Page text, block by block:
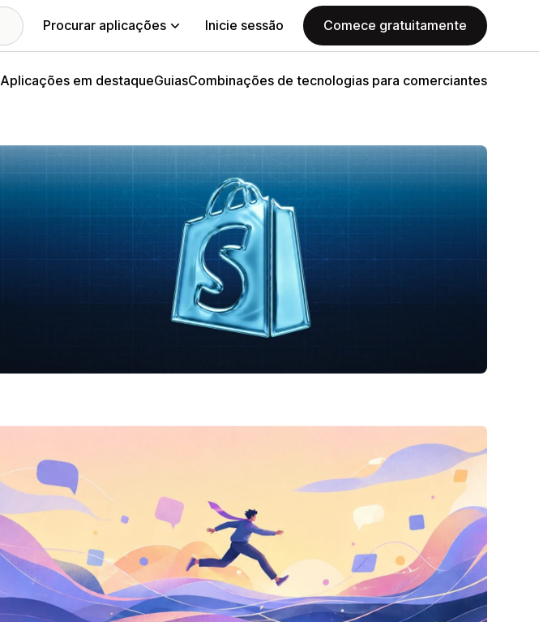
Procurar aplicações Inicie sessão Comece gratuitamente
Aplicações em destaqueGuiasCombinações de tecnologias para comerciantes